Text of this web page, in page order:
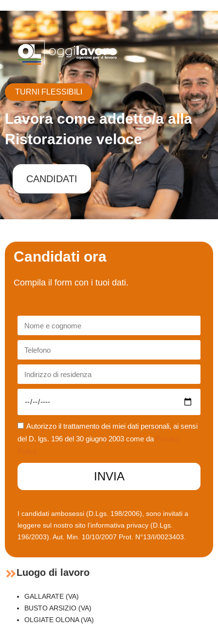
TURNI FLESSIBILI
Lavora come addetto/a alla
Ristorazione veloce
CANDIDATI
Luogo di lavoro
GALLARATE (VA)
BUSTO ARSIZIO (VA)
OLGIATE OLONA (VA)
Candidati ora
Compila il form con i tuoi dati.
Autorizzo il trattamento dei miei dati personali, ai sensi
del D. lgs. 196 del 30 giugno 2003 come da
INVIA
I candidati ambosessi (D.Lgs. 198/2006), sono invitati a
leggere sul nostro sito l’informativa privacy (D.Lgs.
196/2003). Aut. Min. 10/10/2007 Prot. N°13/I/0023403.